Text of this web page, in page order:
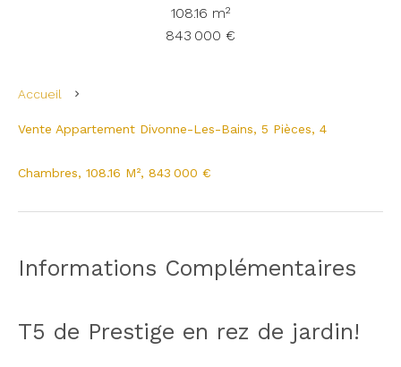
108.16 m²
843 000 €
Accueil
Vente Appartement Divonne-Les-Bains, 5 Pièces, 4
Chambres, 108.16 M², 843 000 €
Informations Complémentaires
T5 de Prestige en rez de jardin!